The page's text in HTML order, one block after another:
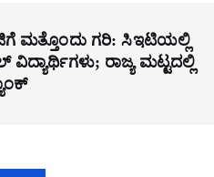
ಮತ್ತೊಂದು ಗರಿ: ಸಿಇಟಿಯಲ್ಲಿ
ರಾಜ್ಯ ಮಟ್ಟದಲ್ಲಿ